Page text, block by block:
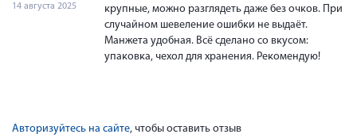
14 августа 2025
крупные, можно разглядеть даже без очков. При
случайном шевеление ошибки не выдаёт.
Манжета удобная. Всё сделано со вкусом:
упаковка, чехол для хранения. Рекомендую!
Авторизуйтесь на сайте, чтобы оставить отзыв